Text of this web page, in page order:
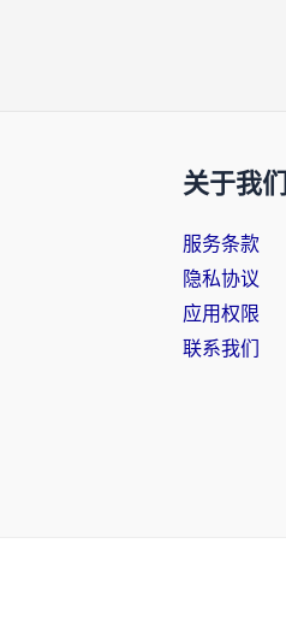
关于我们
服务条款
隐私协议
应用权限
联系我们